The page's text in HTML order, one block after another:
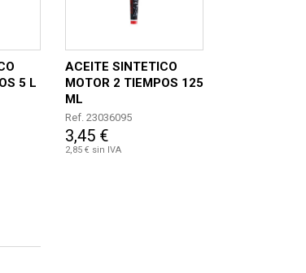
5 L
ACEITE SINTETICO
MOTOR 2 TIEMPOS 125
ML
Ref. 23036095
3,45 €
2,85 € sin IVA